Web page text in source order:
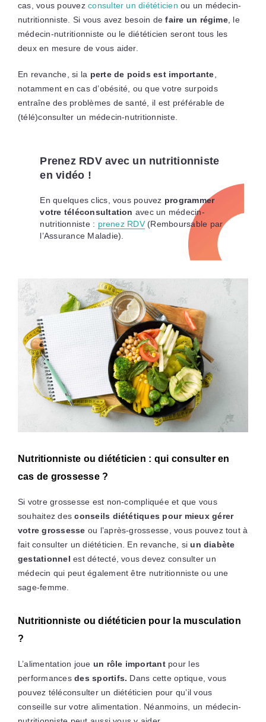
cas, vous pouvezconsulter un diététicien ou un médecin-
nutritionniste. Si vous avez besoin de faire un régime, le
médecin-nutritionniste ou le diététicien seront tous les
deux en mesure de vous aider.
En revanche, si la perte de poids est importante,
notamment en cas d’obésité, ou que votre surpoids
entraîne des problèmes de santé, il est préférable de
(télé)consulter un médecin-nutritionniste.
Prenez RDV avec un nutritionniste
en vidéo !
En quelques clics, vous pouvez programmer
votre téléconsultation avec un médecin-
nutritionniste : prenez RDV(Remboursable par
l’Assurance Maladie).
Nutritionniste ou diététicien : qui consulter en
cas de grossesse ?
Si votre grossesse est non-compliquée et que vous
souhaitez desconseils diététiques pour mieux gérer
votre grossesse ou l’après-grossesse, vous pouvez tout à
fait consulter un diététicien. En revanche, siun diabète
gestationnel est détecté, vous devez consulter un
médecin qui peut également être nutritionniste ou une
sage-femme.
Nutritionniste ou diététicien pour la musculation
?
L’alimentation joue un rôle importantpour les
performancesdes sportifs. Dans cette optique, vous
pouvez téléconsulter un diététicien pour qu’il vous
conseille sur votre alimentation. Néanmoins, un médecin-